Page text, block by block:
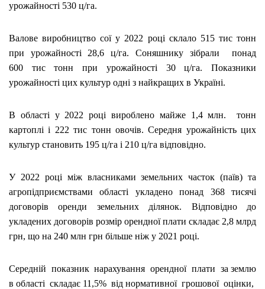
урожайності 530 ц/га.
Валове виробництво сої у 2022 році склало 515 тис тонн
при урожайності 28,6 ц/га. Соняшнику зібрали понад
600 тис тонн при урожайності 30 ц/га. Показники
урожайності цих культур одні з найкращих в Україні.
В області у 2022 році вироблено майже 1,4 млн. тонн
картоплі і 222 тис тонн овочів. Середня урожайність цих
культур становить 195 ц/га і 210 ц/га відповідно.
У 2022 році між власниками земельних часток (паїв) та
агропідприємствами області укладено понад 368 тисячі
договорів оренди земельних ділянок. Відповідно до
укладених договорів розмір орендної плати складає 2,8 млрд
грн, що на 240 млн грн більше ніж у 2021 році.
Середній показник нарахування орендної плати за землю
в області складає 11,5% від нормативної грошової оцінки,